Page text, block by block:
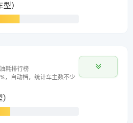
）
耗排行榜
，自动档，统计车主数不少